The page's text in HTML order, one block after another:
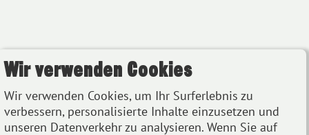
Wir verwenden Cookies
Wir verwenden Cookies, um Ihr Surferlebnis zu
verbessern, personalisierte Inhalte einzusetzen und
unseren Datenverkehr zu analysieren. Wenn Sie auf